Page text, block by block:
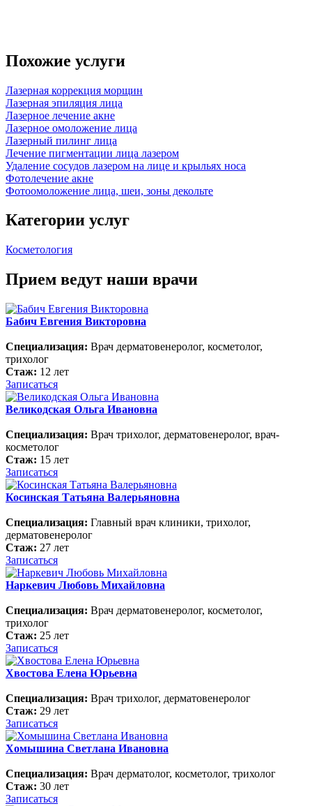
Похожие услуги
Лазерная коррекция морщин
Лазерная эпиляция лица
Лазерное лечение акне
Лазерное омоложение лица
Лазерный пилинг лица
Лечение пигментации лица лазером
Удаление сосудов лазером на лице и крыльях носа
Фотолечение акне
Фотоомоложение лица, шеи, зоны декольте
Категории услуг
Косметология
Прием ведут наши врачи
Бабич Евгения Викторовна
Специализация: Врач дерматовенеролог, косметолог,
трихолог
Стаж: 12 лет
Записаться
Великодская Ольга Ивановна
Специализация: Врач трихолог, дерматовенеролог, врач-
косметолог
Стаж: 15 лет
Записаться
Косинская Татьяна Валерьяновна
Специализация: Главный врач клиники, трихолог,
дерматовенеролог
Стаж: 27 лет
Записаться
Наркевич Любовь Михайловна
Специализация: Врач дерматовенеролог, косметолог,
трихолог
Стаж: 25 лет
Записаться
Хвостова Елена Юрьевна
Специализация: Врач трихолог, дерматовенеролог
Стаж: 29 лет
Записаться
Хомышина Светлана Ивановна
Специализация: Врач дерматолог, косметолог, трихолог
Стаж: 30 лет
Записаться